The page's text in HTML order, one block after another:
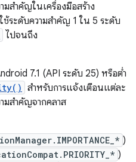
สำคัญในเครื่องมือสร้าง
ช้ระดับความสำคัญ 1 ใน 5 ระดับ
ไปจนถึง
7.1 (API ระดับ 25) หรือต่ำ
สำหรับการแจ้งเตือนแต่ละ
มสำคัญจากคลาส
)
)